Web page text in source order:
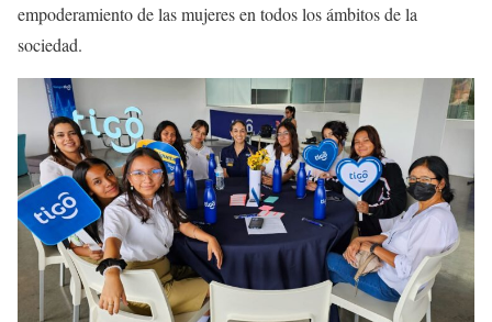
empoderamiento de las mujeres en todos los ámbitos de la
sociedad.